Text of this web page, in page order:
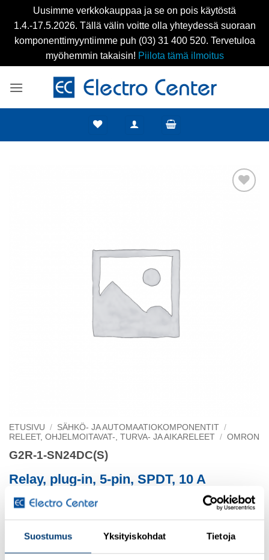
Suostumus Yksityiskohdat Tietoja
Uusimme verkkokauppaa ja se on pois käytöstä
1.4.-17.5.2026. Tällä välin voitte olla yhteydessä suoraan
komponenttimyyntiimme puh (03) 31 400 520. Tervetuloa
myöhemmin takaisin! Piilota tämä ilmoitus
ETUSIVU / SÄHKÖ- JA AUTOMAATIOKOMPONENTIT /
RELEET, OHJELMOITAVAT-, TURVA- JA AIKARELEET / OMRON
G2R-1-SN24DC(S)
Relay, plug-in, 5-pin, SPDT, 10 A
mech & LED indicators, label facility